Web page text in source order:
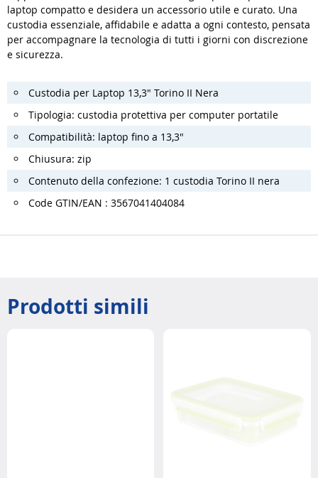
laptop compatto e desidera un accessorio utile e curato. Una
custodia essenziale, affidabile e adatta a ogni contesto, pensata
per accompagnare la tecnologia di tutti i giorni con discrezione
e sicurezza.
Custodia per Laptop 13,3" Torino II Nera
Tipologia: custodia protettiva per computer portatile
Compatibilità: laptop fino a 13,3"
Chiusura: zip
Contenuto della confezione: 1 custodia Torino II nera
Code GTIN/EAN : 3567041404084
Prodotti simili